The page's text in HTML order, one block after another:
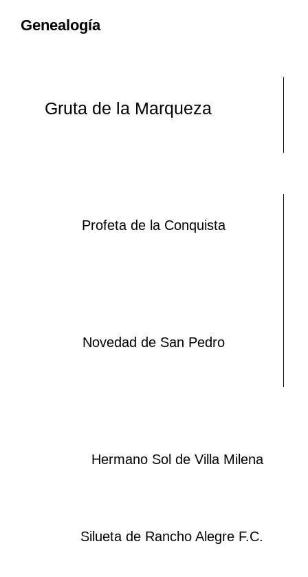
Genealogía
Gruta de la Marqueza
Profeta de la Conquista
Novedad de San Pedro
Hermano Sol de Villa Milena
Silueta de Rancho Alegre F.C.